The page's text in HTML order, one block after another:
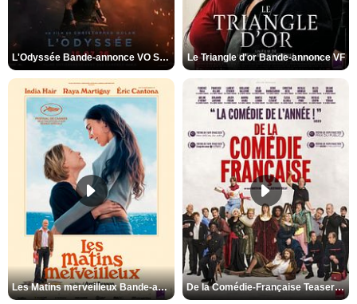
L'Odyssée Bande-annonce VO STFR Le Triangle d'or Bande-annonce VF
Les Matins merveilleux Bande-annonce VF De la Comédie-Française Teaser VF